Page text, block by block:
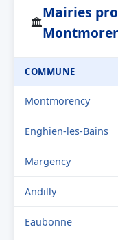
🏛
Mairies
COMMUNE
Montmorency
Enghien-les-Bains
Margency
Andilly
Eaubonne